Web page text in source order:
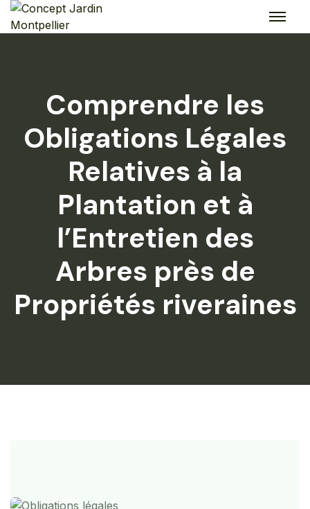
Skip
Comprendre les
Obligations Légales
Relatives à la
Plantation et à
l’Entretien des
Arbres près de
Propriétés riveraines